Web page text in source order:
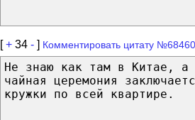
[+ 34 - ] Комментировать цитату №68460
Не знаю как там в Китае, а
чайная церемония
кружки по всей квартире.